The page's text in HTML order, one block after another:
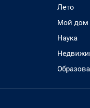
Лето
Мой дом
Наука